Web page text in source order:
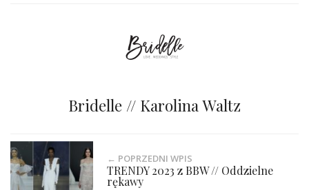
Bridelle // Karolina Waltz
← POPRZEDNI WPIS
TRENDY 2023 z BBW // Oddzielne
rękawy